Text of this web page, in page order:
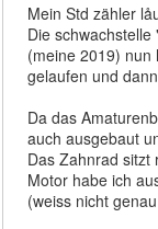
Mein Std zähler
Die
(meine 2019)
gelaufen und
Da das
auch ausgebaut
Das Zahnrad sitzt
Motor habe ich
(weiss nicht